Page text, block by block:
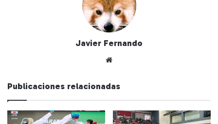
Javier Fernando
we
Publicaciones relacionadas